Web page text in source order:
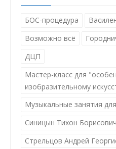
БОС-процедура
Возможно всё
ДЦП
Мастер-класс для
изобразительному
Музыкальные занятия
Синицын Тихон Борисович
Стрельцов Андрей